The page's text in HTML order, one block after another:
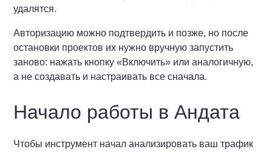
удалятся.
Авторизацию можно подтвердить и позже, но после
остановки проектов их нужно вручную запустить
заново: нажать кнопку «Включить» или аналогичную,
а не создавать и настраивать все сначала.
Начало работы в Андата
Чтобы инструмент начал анализировать ваш трафик